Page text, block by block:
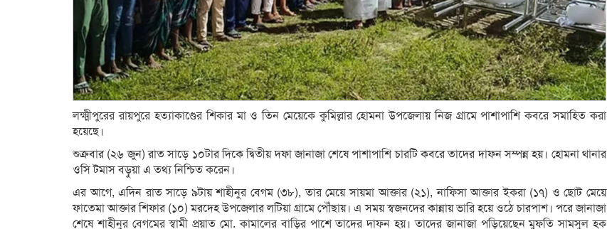
লক্ষ্মীপুরের রায়পুরে হত্যাকাণ্ডের শিকার মা ও তিন মেয়েকে কুমিল্লার হোমনা উপজেলায় নিজ গ্রামে পাশাপাশি কবরে সমাহিত করা
হয়েছে।
শুক্রবার (২৬ জুন) রাত সাড়ে ১০টার দিকে দ্বিতীয় দফা জানাজা শেষে পাশাপাশি চারটি কবরে তাদের দাফন সম্পন্ন হয়। হোমনা থানার
ওসি টমাস বড়ুয়া এ তথ্য নিশ্চিত করেন।
এর আগে, এদিন রাত সাড়ে ৯টায় শাহীনুর বেগম (৩৮), তার মেয়ে সায়মা আক্তার (২১), নাফিসা আক্তার ইকরা (১৭) ও ছোট মেয়ে
ফাতেমা আক্তার শিফার (১০) মরদেহ উপজেলার লটিয়া গ্রামে পৌঁছায়। এ সময় স্বজনদের কান্নায় ভারি হয়ে ওঠে চারপাশ। পরে জানাজা
শেষে শাহীনুর বেগমের স্বামী প্রয়াত মো. কামালের বাড়ির পাশে তাদের দাফন হয়। তাদের জানাজা পড়িয়েছেন মুফতি সামসুল হক